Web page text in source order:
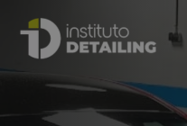
contenido